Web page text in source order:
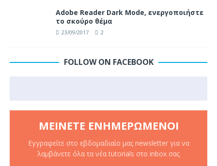
Adobe Reader Dark Mode, ενεργοποιήστε
το σκούρο θέμα
23/09/2017 2
FOLLOW ON FACEBOOK
ΜΕΊΝΕΤΕ ΕΝΗΜΕΡΩΜΈΝΟΙ
Εγγραφείτε στο εβδομαδιαίο μας newsletter για να
λαμβάνετε όλα τα νέα tutorials στο inbox σας